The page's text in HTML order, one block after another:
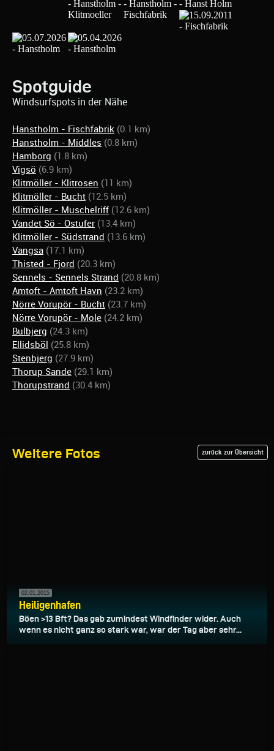
Spotguide
Windsurfspots in der Nähe
Hanstholm - Fischfabrik (0.1 km)
Hanstholm - Middles (0.8 km)
Hamborg (1.8 km)
Vigsö (6.9 km)
Klitmöller - Klitrosen (11 km)
Klitmöller - Bucht (12.5 km)
Klitmöller - Muschelriff (12.6 km)
Vandet Sö - Ostufer (13.4 km)
Klitmöller - Südstrand (13.6 km)
Vangsa (17.1 km)
Thisted - Fjord (20.3 km)
Sennels - Sennels Strand (20.8 km)
Amtoft - Amtoft Havn (23.2 km)
Nörre Vorupör - Bucht (23.7 km)
Nörre Vorupör - Mole (24.2 km)
Bulbjerg (24.3 km)
Ellidsböl (25.8 km)
Stenbjerg (27.9 km)
Thorup Sande (29.1 km)
Thorupstrand (30.4 km)
Weitere Fotos zurück zur Übersicht
02.01.2015
Heiligenhafen
Böen >13 Bft? Das gab zumindest Windfinder wider. Auch
wenn es nicht ganz so stark war, war der Tag aber sehr...